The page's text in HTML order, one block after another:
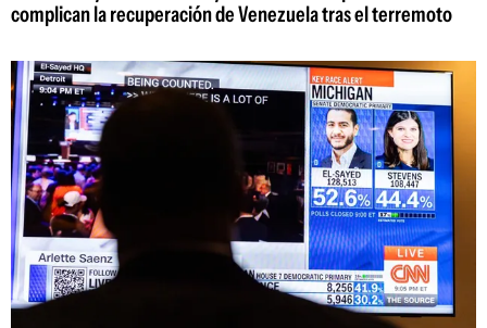
complican la recuperación de Venezuela tras el terremoto